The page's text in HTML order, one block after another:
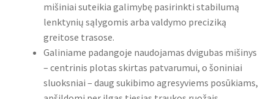
mišiniai suteikia galimybę pasirinkti stabilumą
lenktynių sąlygomis arba valdymo preciziką
greitose trasose.
Galiniame padangoje naudojamas dvigubas mišinys
– centrinis plotas skirtas patvarumui, o šoniniai
sluoksniai – daug sukibimo agresyviems posūkiams,